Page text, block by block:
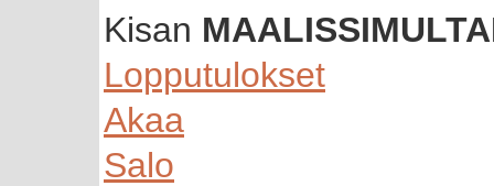
Kisan
Lopputulokset
Akaa
Salo